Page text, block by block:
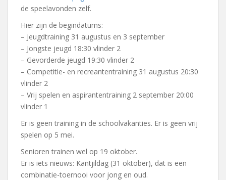
de speelavonden zelf.
Hier zijn de begindatums:
– Jeugdtraining 31 augustus en 3 september
– Jongste jeugd 18:30 vlinder 2
– Gevorderde jeugd 19:30 vlinder 2
– Competitie- en recreantentraining 31 augustus 20:30
vlinder 2
– Vrij spelen en aspirantentraining 2 september 20:00
vlinder 1
Er is geen training in de schoolvakanties. Er is geen vrij
spelen op 5 mei.
Senioren trainen wel op 19 oktober.
Er is iets nieuws: Kantjildag (31 oktober), dat is een
combinatie-toernooi voor jong en oud.